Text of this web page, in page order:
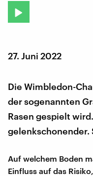
27. Juni 2022
Die Wimbledon-
der sogenannten
Rasen gespielt
Auf welchem Boden
Einfluss auf das